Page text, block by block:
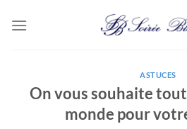
ASTUCES
On vous souhaite
monde pour